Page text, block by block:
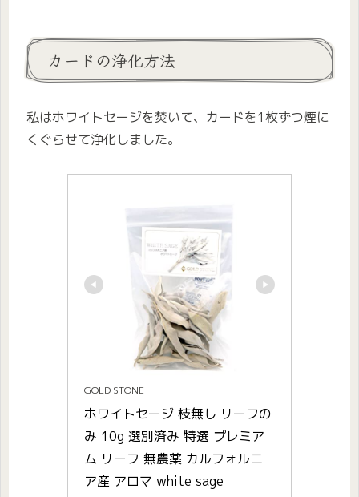
カードの浄化方法
私はホワイトセージを焚いて、カードを1枚ずつ煙に
くぐらせて浄化しました。
GOLD STONE
ホワイトセージ 枝無し リーフの
み 10g 選別済み 特選 プレミア
ム リーフ 無農薬 カルフォルニ
ア産 アロマ white sage